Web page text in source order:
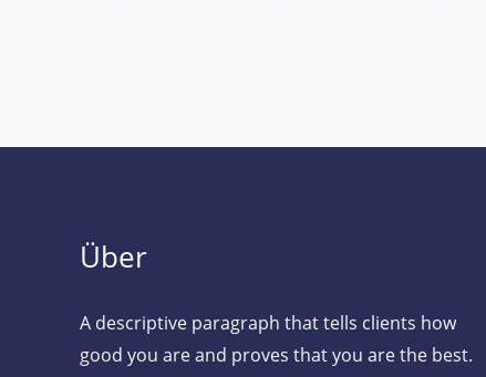
Über
A descriptive paragraph that tells clients how
good you are and proves that you are the best.